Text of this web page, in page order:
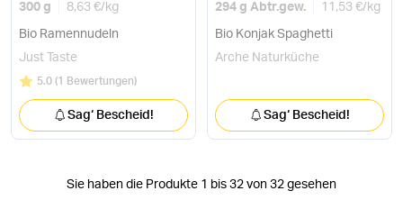
300 g 8,63 €/ kg
Bio Ramennudeln
Just Taste
Bewertung:
5.0/5
(1 Bewertungen)
Sag‘ Bescheid!
294 g Abtr.gew. 11,53 €/ kg
Bio Konjak Spaghetti
Arche Naturküche
Sag‘ Bescheid!
Sie haben die Produkte 1 bis 32 von 32 gesehen